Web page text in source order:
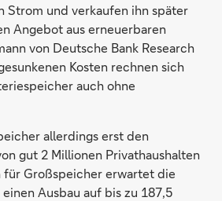
Strom und verkaufen ihn später
Angebot aus erneuerbaren
von Deutsche Bank Research
Kosten rechnen sich
auch ohne
allerdings erst den
gut 2 Millionen Privathaushalten
für Großspeicher erwartet die
Ausbau auf bis zu 187,5